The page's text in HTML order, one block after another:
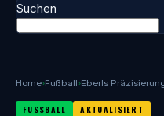
Home›Fußball›Eberls
FUSSBALL AKTUALISIERT
Suchen